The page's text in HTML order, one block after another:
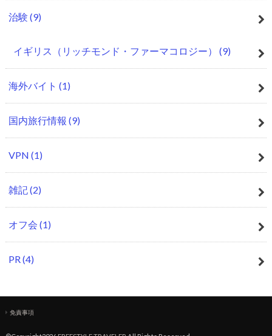
治験 (9)
イギリス（リッチモンド・ファーマコロジー） (9)
海外バイト (1)
国内旅行情報 (9)
VPN (1)
雑記(2)
オフ会 (1)
PR(4)
免責事項